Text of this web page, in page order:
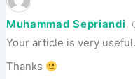
Muhammad Sepriandi
Your article is very
Thanks